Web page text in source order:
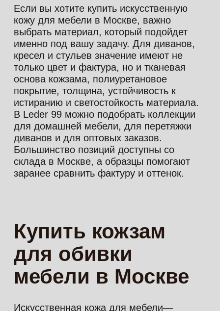
из наличия или заказать материал под
конкретный проект:
Большинство коллекций есть
в наличии в Москве, поэтому
популярные позиции можно
заказать без долгого ожидания
Можно заказать образцы
и сравнить материалы
до покупки, чтобы подобрать
фактуру и оттенок под
Доступны поставки из Италии
под заказ, если нужен
определенный артикул или
редкая коллекция